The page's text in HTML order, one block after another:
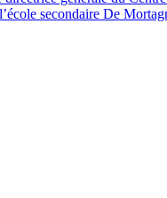
secondaire De